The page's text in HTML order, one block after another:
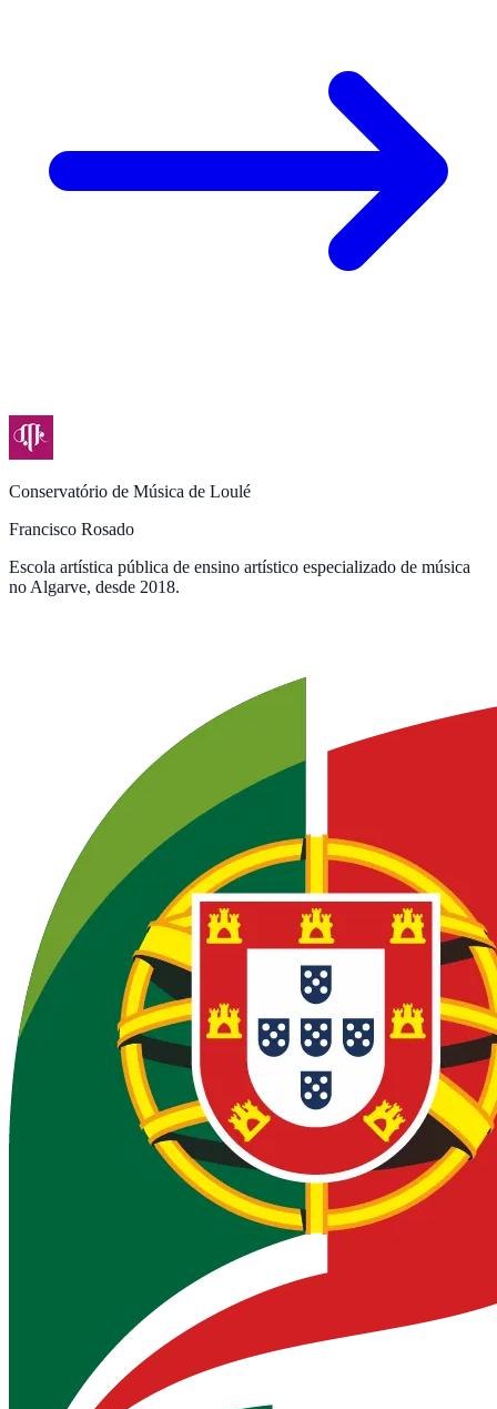
Conservatório de Música de Loulé
Francisco Rosado
Escola artística pública de ensino artístico especializado de música
no Algarve, desde 2018.